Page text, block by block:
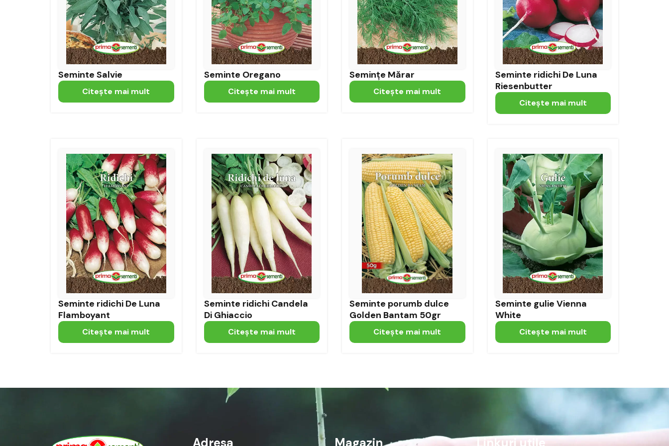
Seminte Salvie
Citeşte mai mult
Seminte Oregano
Citeşte mai mult
Semințe Mărar
Citeşte mai mult
Seminte ridichi De Luna
Riesenbutter
Citeşte mai mult
Seminte ridichi De Luna
Flamboyant
Citeşte mai mult
Seminte ridichi Candela
Di Ghiaccio
Citeşte mai mult
Seminte porumb dulce
Golden Bantam 50gr
Citeşte mai mult
Seminte gulie Vienna
White
Citeşte mai mult
Adresa Magazin Linkuri utile